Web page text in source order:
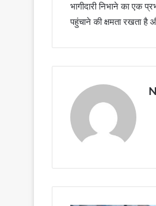
भागीदारी निभाने का एक
पहुंचाने की क्षमता रखता है